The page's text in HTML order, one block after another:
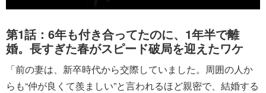
第1話：6年も付き合ってたのに、1年半で離
婚。長すぎた春がスピード破局を迎えたワケ
「前の妻は、新卒時代から交際していました。周囲の人か
らも“仲が良くて羨ましい”と言われるほど親密で、結婚する